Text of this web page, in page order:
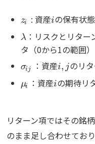
z_i
zi : 資産i
iの保有状
\lambda
λ ：リスクとリタ
タ（0から1の範囲）
\sigma_{ij}
σij ：資産i,j
i, jのリ
\mu_i
μi ：資産i
iの期待リ
リターン項ではその銘
のまま足し合わせてお